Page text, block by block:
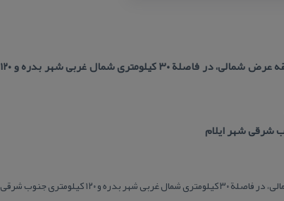
مختصات جغرافیایی ۴۶ درجه و ۵۴ دقیقه طول شرقی و ۳۳ درجه و ۲۱ دقیقه عرض شمالی، در فاصلة ۳۰ كیلومتری شمال غربی شهر بدره و ۱۲۰
مختصات جغرافیایی ۴۶ درجه و ۵۴ دقیقه طول شرقی و ۳۳ درجه و ۲۱ دقیقه عرض شمالی، در فاصلة ۳۰ كیلومتری شمال غربی شهر بدره و ۱۲۰ كیلومتری جنوب شرقی